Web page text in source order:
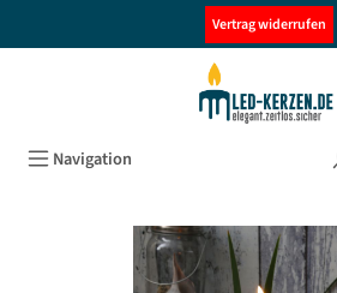
Vertrag widerrufen
Navigation
Bildergalerie überspringen